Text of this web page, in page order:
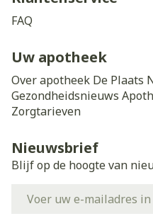
FAQ
Uw apotheek
Over apotheek De Plaats
Gezondheidsnieuws
Zorgtarieven
Nieuwsbrief
Blijf op de hoogte van